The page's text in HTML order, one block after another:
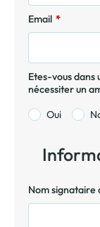
Email *
Etes-vous dans une situation de handicap pouvant
nécessiter un
Oui
Nom